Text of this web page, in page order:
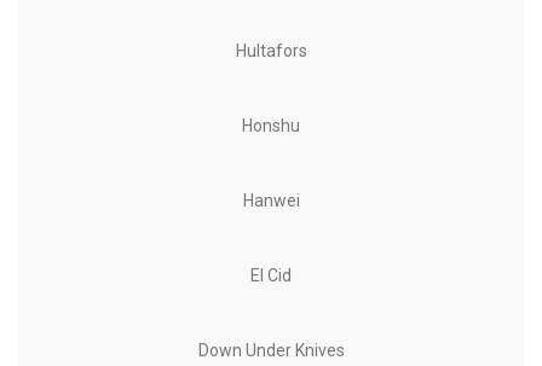
Hultafors
Honshu
Hanwei
El Cid
Down Under Knives